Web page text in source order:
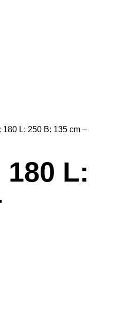
180 L: 250 B: 135 cm –
L: